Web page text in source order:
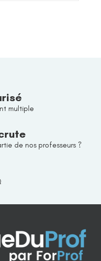
multiple
de nos professeurs ?